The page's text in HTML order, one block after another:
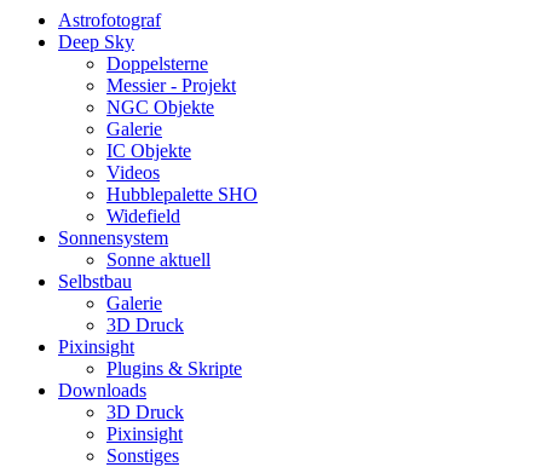
Astrofotograf
Deep Sky
Doppelsterne
Messier - Projekt
NGC Objekte
Galerie
IC Objekte
Videos
Hubblepalette SHO
Widefield
Sonnensystem
Sonne aktuell
Selbstbau
Galerie
3D Druck
Pixinsight
Plugins & Skripte
Downloads
3D Druck
Pixinsight
Sonstiges